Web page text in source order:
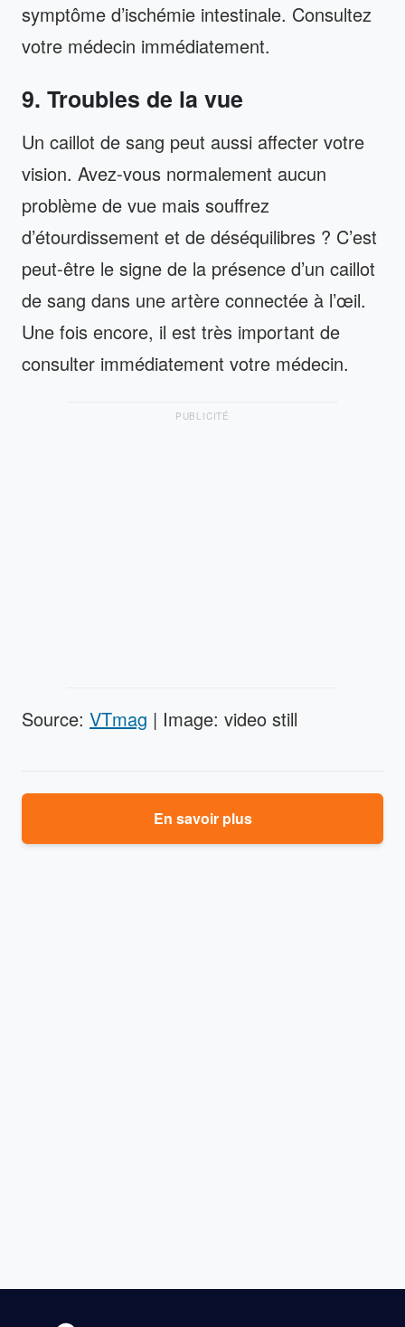
symptôme d’ischémie intestinale. Consultez
votre médecin immédiatement.
9. Troubles de la vue
Un caillot de sang peut aussi affecter votre
vision. Avez-vous normalement aucun
problème de vue mais souffrez
d’étourdissement et de déséquilibres ? C’est
peut-être le signe de la présence d’un caillot
de sang dans une artère connectée à l’œil.
Une fois encore, il est très important de
consulter immédiatement votre médecin.
PUBLICITÉ
Source: VTmag | Image: video still
En savoir plus